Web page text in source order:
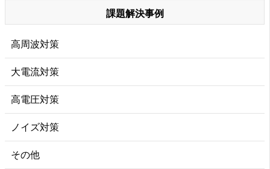
課題解決事例
高周波対策
大電流対策
高電圧対策
ノイズ対策
その他